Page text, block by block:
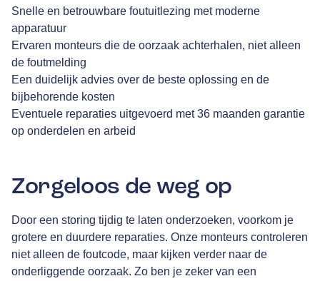
Snelle en betrouwbare foutuitlezing met moderne
apparatuur
Ervaren monteurs die de oorzaak achterhalen, niet alleen
de foutmelding
Een duidelijk advies over de beste oplossing en de
bijbehorende kosten
Eventuele reparaties uitgevoerd met 36 maanden garantie
op onderdelen en arbeid
Zorgeloos de weg op
Door een storing tijdig te laten onderzoeken, voorkom je
grotere en duurdere reparaties. Onze monteurs controleren
niet alleen de foutcode, maar kijken verder naar de
onderliggende oorzaak. Zo ben je zeker van een